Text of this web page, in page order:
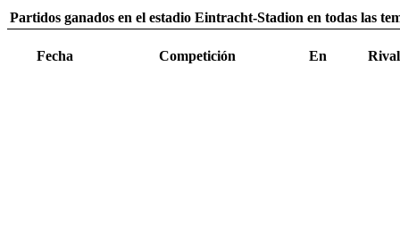
Partidos ganados en el estadio Eintracht-Stadion en todas las
Fecha Competición En Rival